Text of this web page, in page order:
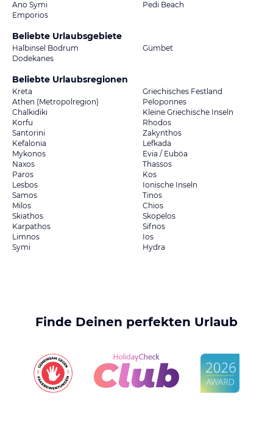
Ano Symi
Pedi Beach
Emporios
Beliebte Urlaubsgebiete
Halbinsel Bodrum
Gümbet
Dodekanes
Beliebte Urlaubsregionen
Kreta
Griechisches Festland
Athen (Metropolregion)
Peloponnes
Chalkidiki
Kleine Griechische Inseln
Korfu
Rhodos
Santorini
Zakynthos
Kefalonia
Lefkada
Mykonos
Evia / Euböa
Naxos
Thassos
Paros
Kos
Lesbos
Ionische Inseln
Samos
Tinos
Milos
Chios
Skiathos
Skopelos
Karpathos
Sifnos
Limnos
Ios
Symi
Hydra
Finde Deinen perfekten Urlaub